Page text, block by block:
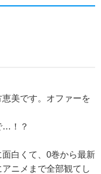
美です。オファーを
…！？
白くて、0巻から最新
ニメまで全部観てし